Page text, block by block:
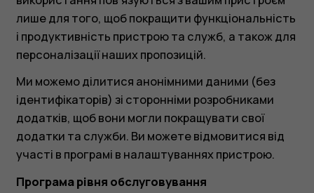
лише для того, щоб покращити функціональність
і продуктивність пристрою та служб, а також для
персоналізації наших пропозицій.
Ми можемо ділитися анонімними даними (без
ідентифікаторів) зі сторонніми розробниками
додатків, щоб вони могли покращувати свої
додатки та служби. Ви можете відмовитися від
участі в програмі в налаштуваннях пристрою.
Програма рівня обслуговування